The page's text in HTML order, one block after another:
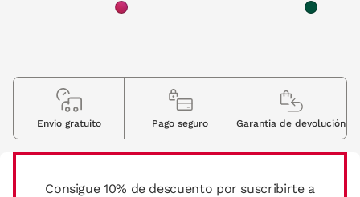
Consigue 10% de descuento por suscribirte a
Envio gratuito Pago seguro Garantia de devolución